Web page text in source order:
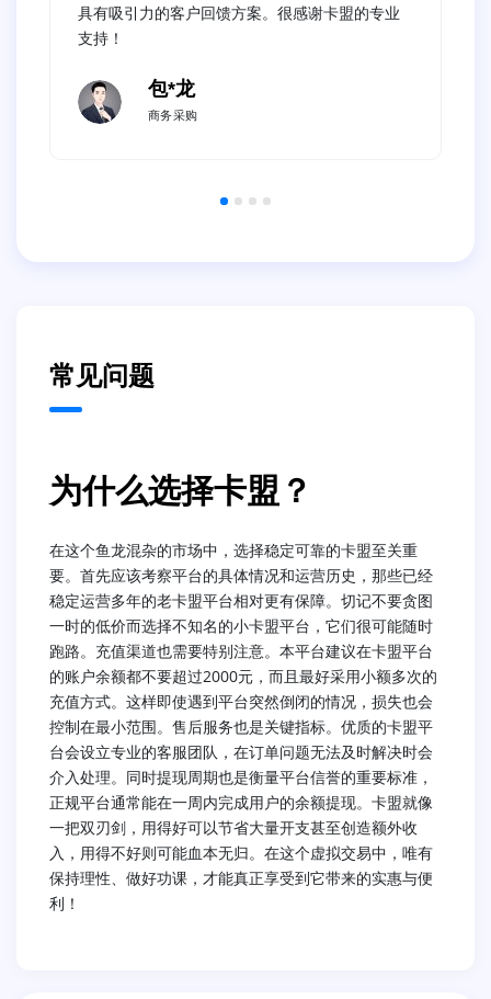
具有吸引力的客户回馈方案。很感谢卡盟的专业
支持！
包*龙
商务采购
常见问题
为什么选择卡盟？
在这个鱼龙混杂的市场中，选择稳定可靠的卡盟至关重
要。首先应该考察平台的具体情况和运营历史，那些已经
稳定运营多年的老卡盟平台相对更有保障。切记不要贪图
一时的低价而选择不知名的小卡盟平台，它们很可能随时
跑路。充值渠道也需要特别注意。本平台建议在卡盟平台
的账户余额都不要超过2000元，而且最好采用小额多次的
充值方式。这样即使遇到平台突然倒闭的情况，损失也会
控制在最小范围。售后服务也是关键指标。优质的卡盟平
台会设立专业的客服团队，在订单问题无法及时解决时会
介入处理。同时提现周期也是衡量平台信誉的重要标准，
正规平台通常能在一周内完成用户的余额提现。卡盟就像
一把双刃剑，用得好可以节省大量开支甚至创造额外收
入，用得不好则可能血本无归。在这个虚拟交易中，唯有
保持理性、做好功课，才能真正享受到它带来的实惠与便
利！